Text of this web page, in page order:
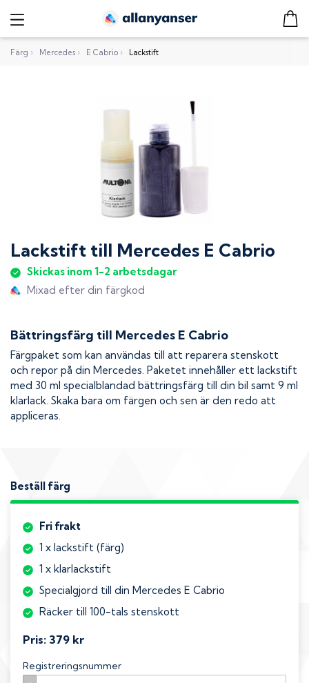
Färg › Mercedes › E Cabrio › Lackstift
Lackstift till Mercedes E Cabrio
Skickas inom 1-2 arbetsdagar
Mixad efter din färgkod
Bättringsfärg till Mercedes E Cabrio
Färgpaket som kan användas till att reparera stenskott
och repor på din Mercedes. Paketet innehåller ett lackstift
med 30 ml specialblandad bättringsfärg till din bil samt 9 ml
klarlack. Skaka bara om färgen och sen är den redo att
appliceras.
Beställ färg
Fri frakt
1 x lackstift (färg)
1 x klarlackstift
Specialgjord till din Mercedes E Cabrio
Räcker till 100-tals stenskott
Pris: 379 kr
Registreringsnummer